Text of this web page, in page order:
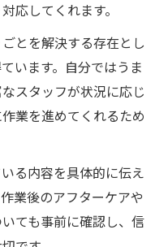
応してくれます。
とを解決する存在とし
います。自分ではうま
スタッフが状況に応じ
業を進めてくれるため
る内容を具体的に伝え
業後のアフターケアや
ても事前に確認し、信